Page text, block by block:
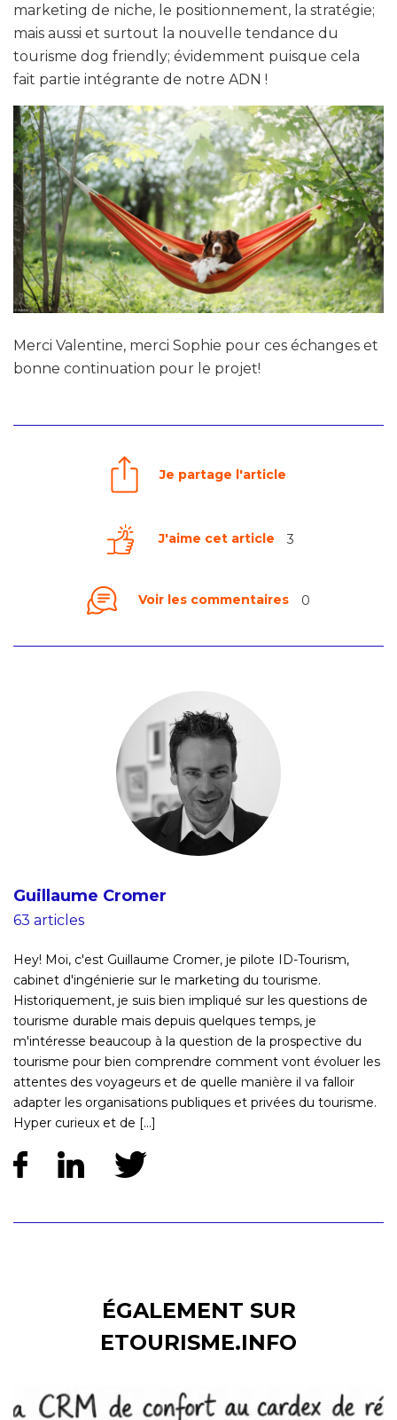
marketing de niche, le positionnement, la stratégie;
mais aussi et surtout la nouvelle tendance du
tourisme dog friendly; évidemment puisque cela
fait partie intégrante de notre ADN !
Merci Valentine, merci Sophie pour ces échanges et
bonne continuation pour le projet!
Je partage l'article
J'aime cet article 3
Voir les commentaires 0
Guillaume Cromer
63 articles
Hey! Moi, c'est Guillaume Cromer, je pilote ID-Tourism,
cabinet d'ingénierie sur le marketing du tourisme.
Historiquement, je suis bien impliqué sur les questions de
tourisme durable mais depuis quelques temps, je
m'intéresse beaucoup à la question de la prospective du
tourisme pour bien comprendre comment vont évoluer les
attentes des voyageurs et de quelle manière il va falloir
adapter les organisations publiques et privées du tourisme.
Hyper curieux et de [...]
ÉGALEMENT SUR
ETOURISME.INFO